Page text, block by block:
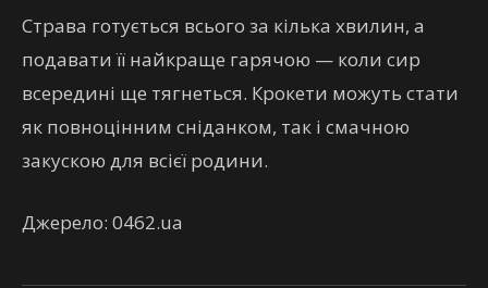
Страва готується всього за кілька хвилин, а
подавати її найкраще гарячою — коли сир
всередині ще тягнеться. Крокети можуть стати
як повноцінним сніданком, так і смачною
закускою для всієї родини.
Джерело: 0462.ua